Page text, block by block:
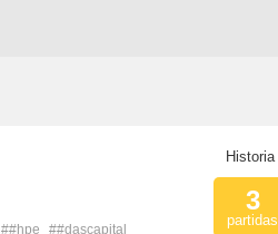
##hpe ##dascapital
Historia
3
partidas